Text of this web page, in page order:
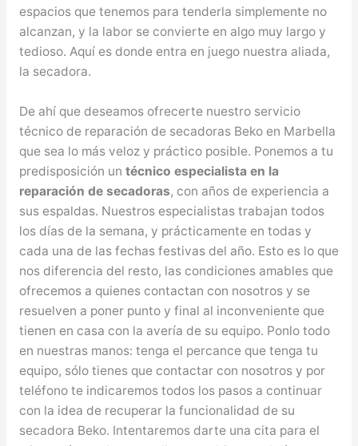
espacios que tenemos para tenderla simplemente no
alcanzan, y la labor se convierte en algo muy largo y
tedioso. Aquí es donde entra en juego nuestra aliada,
la secadora.
De ahí que deseamos ofrecerte nuestro servicio
técnico de reparación de secadoras Beko en Marbella
que sea lo más veloz y práctico posible. Ponemos a tu
predisposición un técnico especialista en la
reparación de secadoras, con años de experiencia a
sus espaldas. Nuestros especialistas trabajan todos
los días de la semana, y prácticamente en todas y
cada una de las fechas festivas del año. Esto es lo que
nos diferencia del resto, las condiciones amables que
ofrecemos a quienes contactan con nosotros y se
resuelven a poner punto y final al inconveniente que
tienen en casa con la avería de su equipo. Ponlo todo
en nuestras manos: tenga el percance que tenga tu
equipo, sólo tienes que contactar con nosotros y por
teléfono te indicaremos todos los pasos a continuar
con la idea de recuperar la funcionalidad de su
secadora Beko. Intentaremos darte una cita para el